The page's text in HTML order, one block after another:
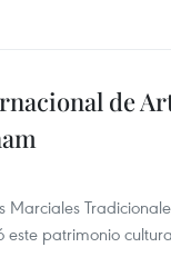
de
Marciales
patrimonio